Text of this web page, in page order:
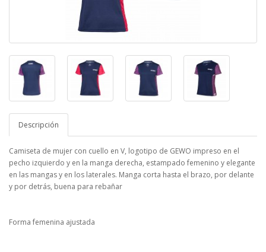
Descripción
Camiseta de mujer con cuello en V, logotipo de GEWO impreso en el
pecho izquierdo y en la manga derecha, estampado femenino y elegante
en las mangas y en los laterales. Manga corta hasta el brazo, por delante
y por detrás, buena para rebañar
Forma femenina ajustada